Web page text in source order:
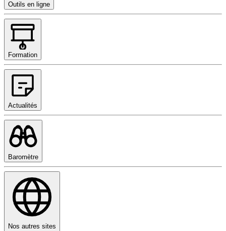
Outils en ligne
Formation
Actualités
Baromètre
Nos autres sites